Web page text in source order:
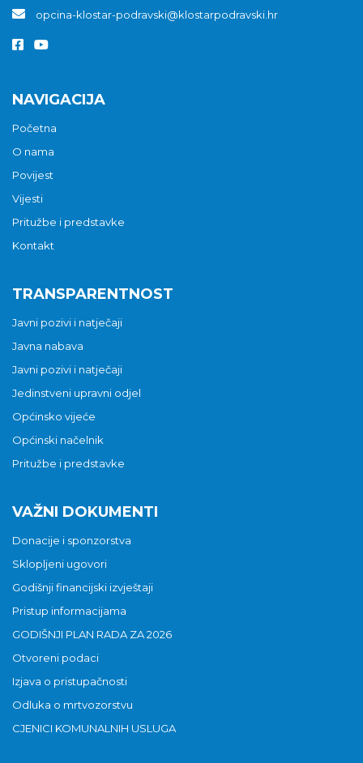
opcina-klostar-podravski@klostarpodravski.hr
NAVIGACIJA
Početna
O nama
Povijest
Vijesti
Pritužbe i predstavke
Kontakt
TRANSPARENTNOST
Javni pozivi i natječaji
Javna nabava
Javni pozivi i natječaji
Jedinstveni upravni odjel
Općinsko vijeće
Općinski načelnik
Pritužbe i predstavke
VAŽNI DOKUMENTI
Donacije i sponzorstva
Sklopljeni ugovori
Godišnji financijski izvještaji
Pristup informacijama
GODIŠNJI PLAN RADA ZA 2026
Otvoreni podaci
Izjava o pristupačnosti
Odluka o mrtvozorstvu
CJENICI KOMUNALNIH USLUGA